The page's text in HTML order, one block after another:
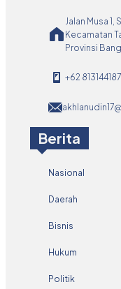
Jalan Musa
Kecamatan
Provinsi
+62
Berita
Nasional
Daerah
Bisnis
Hukum
Politik